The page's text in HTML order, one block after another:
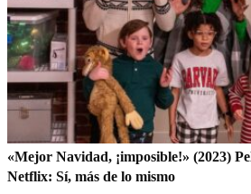
«Mejor Navidad, ¡imposible!» (2023)
Netflix: Sí, más de lo mismo